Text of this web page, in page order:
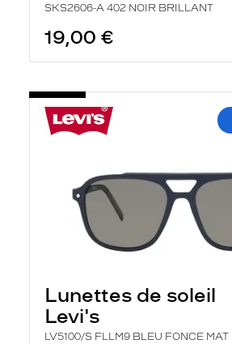
SKS2606-A 402 NOIR BRILLANT
19,00 €
Lunettes de soleil
Levi's
LV5100/S FLLM9 BLEU FONCE MAT